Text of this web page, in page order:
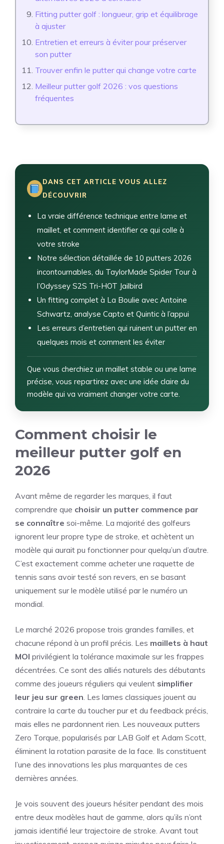
Fitting putter golf : longueur, grip et équilibrage
à ajuster
Entretien et erreurs à éviter pour préserver
son putter
Trouver enfin le putter qui change votre carte
Meilleur putter golf 2026 : vos questions
fréquentes
DANS CET ARTICLE VOUS ALLEZ
DÉCOUVRIR
La vraie différence technique entre lame et
maillet, et comment identifier ce qui colle à
votre stroke
Notre sélection détaillée de 10 putters 2026
incontournables, du TaylorMade Spider Tour à
l’Odyssey S2S Tri-HOT Jailbird
Un fitting complet à La Boulie avec Antoine
Schwartz, analyse Capto et Quintic à l’appui
Les erreurs d’entretien qui ruinent un putter en
quelques mois et comment les éviter
Que vous cherchiez un maillet stable ou une lame
précise, vous repartirez avec une idée claire du
modèle qui va vraiment changer votre carte.
Comment choisir le
meilleur putter golf en
2026
Avant même de regarder les marques, il faut
comprendre que choisir un putter commence par
se connaître soi-même. La majorité des golfeurs
ignorent leur propre type de stroke, et achètent un
modèle qui aurait pu fonctionner pour quelqu’un d’autre.
C’est exactement comme acheter une raquette de
tennis sans avoir testé son revers, en se basant
uniquement sur le modèle utilisé par le numéro un
mondial.
Le marché 2026 propose trois grandes familles, et
chacune répond à un profil précis. Les maillets à haut
MOI privilégient la tolérance maximale sur les frappes
décentrées. Ce sont des alliés naturels des débutants
comme des joueurs réguliers qui veulent simplifier
leur jeu sur green. Les lames classiques jouent au
contraire la carte du toucher pur et du feedback précis,
mais elles ne pardonnent rien. Les nouveaux putters
Zero Torque, popularisés par LAB Golf et Adam Scott,
éliminent la rotation parasite de la face. Ils constituent
l’une des innovations les plus marquantes de ces
dernières années.
Je vois souvent des joueurs hésiter pendant des mois
entre deux modèles haut de gamme, alors qu’ils n’ont
jamais identifié leur trajectoire de stroke. Avant tout